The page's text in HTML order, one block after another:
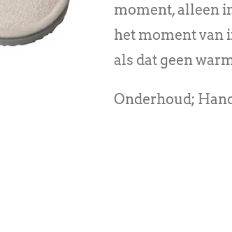
moment, alleen
het moment van
als dat geen
Onderhoud;